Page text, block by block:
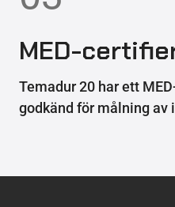
MED-
Temadur 20 har ett
godkänd för målning av